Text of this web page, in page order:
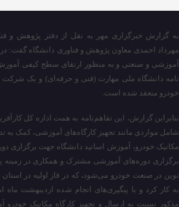
به گزارش خبرگزاری مهر به نقل از دفتر پژوهش و
مهرداد احمدی معاون پژوهش و فناوری دانشگاه گفت:
آموزشی و صنعتی و به منظور ارتقای سطح کیفی
نامه دانشگاه ملی مهارت (فنی و حرفه‌ای) و یک شرکت
خودرو منعقد شده است.
بنابراین گزارش، این تفاهم‌نامه به همت اداره کل
شامل مواردی مانند تجهیز کارگاه‌های آموزشی، کمک به
مکانیک خودرو، آموزش اساتید دانشگاه جهت برگزاری
برگزاری دوره‌های آموزشی مشترک و همکاری در زمینه
نوین در صنعت خودرو می‌شود، که در فاز اولیه در
به کار کرد و با پیگیری‌های انجام شده اردیبهشت
مذکور نسبت به ارسال و تجهیز کارگاه مکانیک